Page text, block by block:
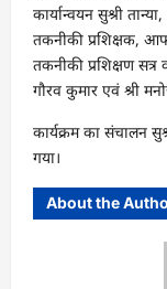
कार्यान्वयन सुश्री
तकनीकी प्रशिक्षक,
तकनीकी प्रशिक्षण सत्र
गौरव कुमार एवं श्री
कार्यक्रम का संचालन
गया।
About the